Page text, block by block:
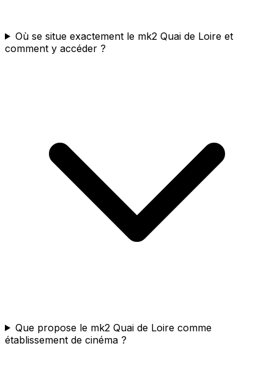
Où se situe exactement le mk2 Quai de Loire et
comment y accéder ?
Que propose le mk2 Quai de Loire comme
établissement de cinéma ?